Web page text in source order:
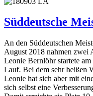
Süddeutsche
An den Süddeutschen
August 2018 nahmen zwei
Leonie Bernlöhr startete
Lauf. Bei dem sehr heißen
Leonie hat sich aber mit
sich selbst eine